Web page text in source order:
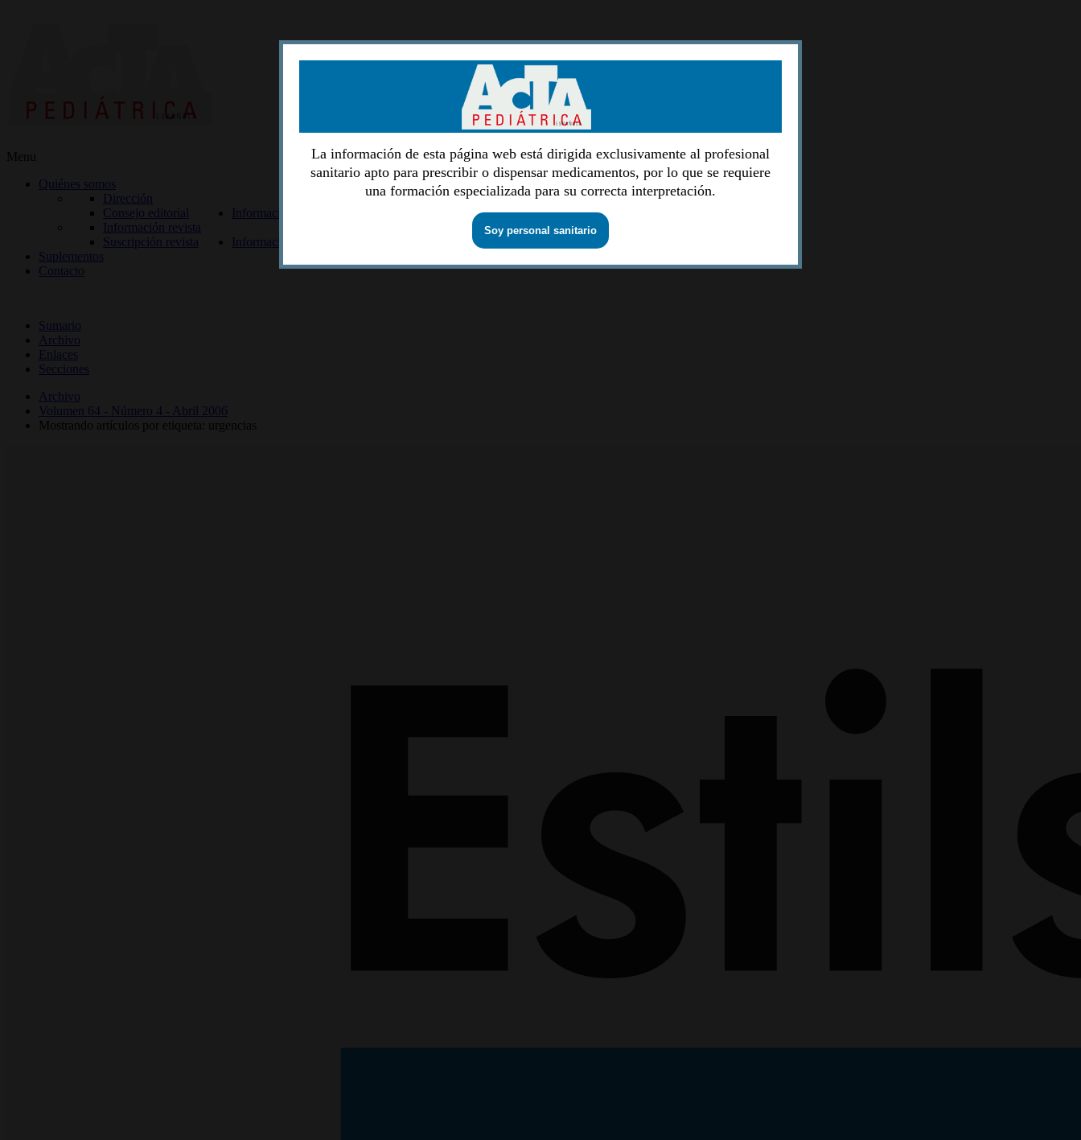
Menu
Quiénes somos
Dirección
Consejo editorial
Información lectores
Información revista
Suscripción revista
Información autores
Suplementos
Contacto
Sumario
Archivo
Enlaces
Secciones
Archivo
Volumen 64 - Número 4 - Abril 2006
Mostrando artículos por etiqueta: urgencias
La información de esta página web está dirigida exclusivamente al profesional
sanitario apto para prescribir o dispensar medicamentos, por lo que se requiere
una formación especializada para su correcta interpretación.
Soy personal sanitario